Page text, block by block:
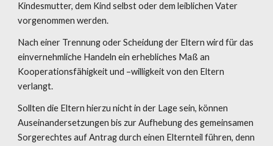
Kindesmutter, dem Kind selbst oder dem leiblichen Vater
vorgenommen werden.
Nach einer Trennung oder Scheidung der Eltern wird für das
einvernehmliche Handeln ein erhebliches Maß an
Kooperationsfähigkeit und –willigkeit von den Eltern
verlangt.
Sollten die Eltern hierzu nicht in der Lage sein, können
Auseinandersetzungen bis zur Aufhebung des gemeinsamen
Sorgerechtes auf Antrag durch einen Elternteil führen, denn